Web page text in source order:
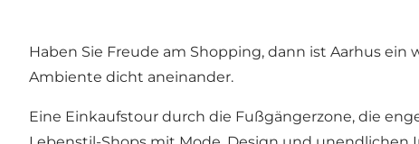
Haben Sie Freude am Shopping, dann ist Aarhus
Ambiente dicht aneinander.
Eine Einkaufstour durch die Fußgängerzone, die